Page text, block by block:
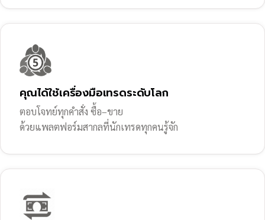
คุณได้ใช้เครื่องมือเทรดระดับโลก
ตอบโจทย์ทุกคำสั่ง ซื้อ–ขาย
ด้วยแพลตฟอร์มสากลที่นักเทรดทุกคนรู้จัก